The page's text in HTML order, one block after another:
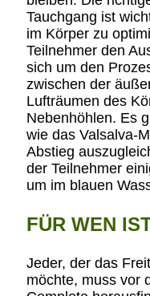
Tauchgang ist
im Körper zu
Teilnehmer den
sich um den
zwischen der
Lufträumen des
Nebenhöhlen. Es
wie das Valsalva-
Abstieg
der Teilnehmer
um im blauen
FÜR WEN
Jeder, der das
möchte, muss vor